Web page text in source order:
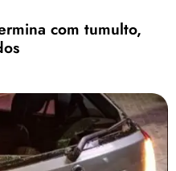
com tumulto,